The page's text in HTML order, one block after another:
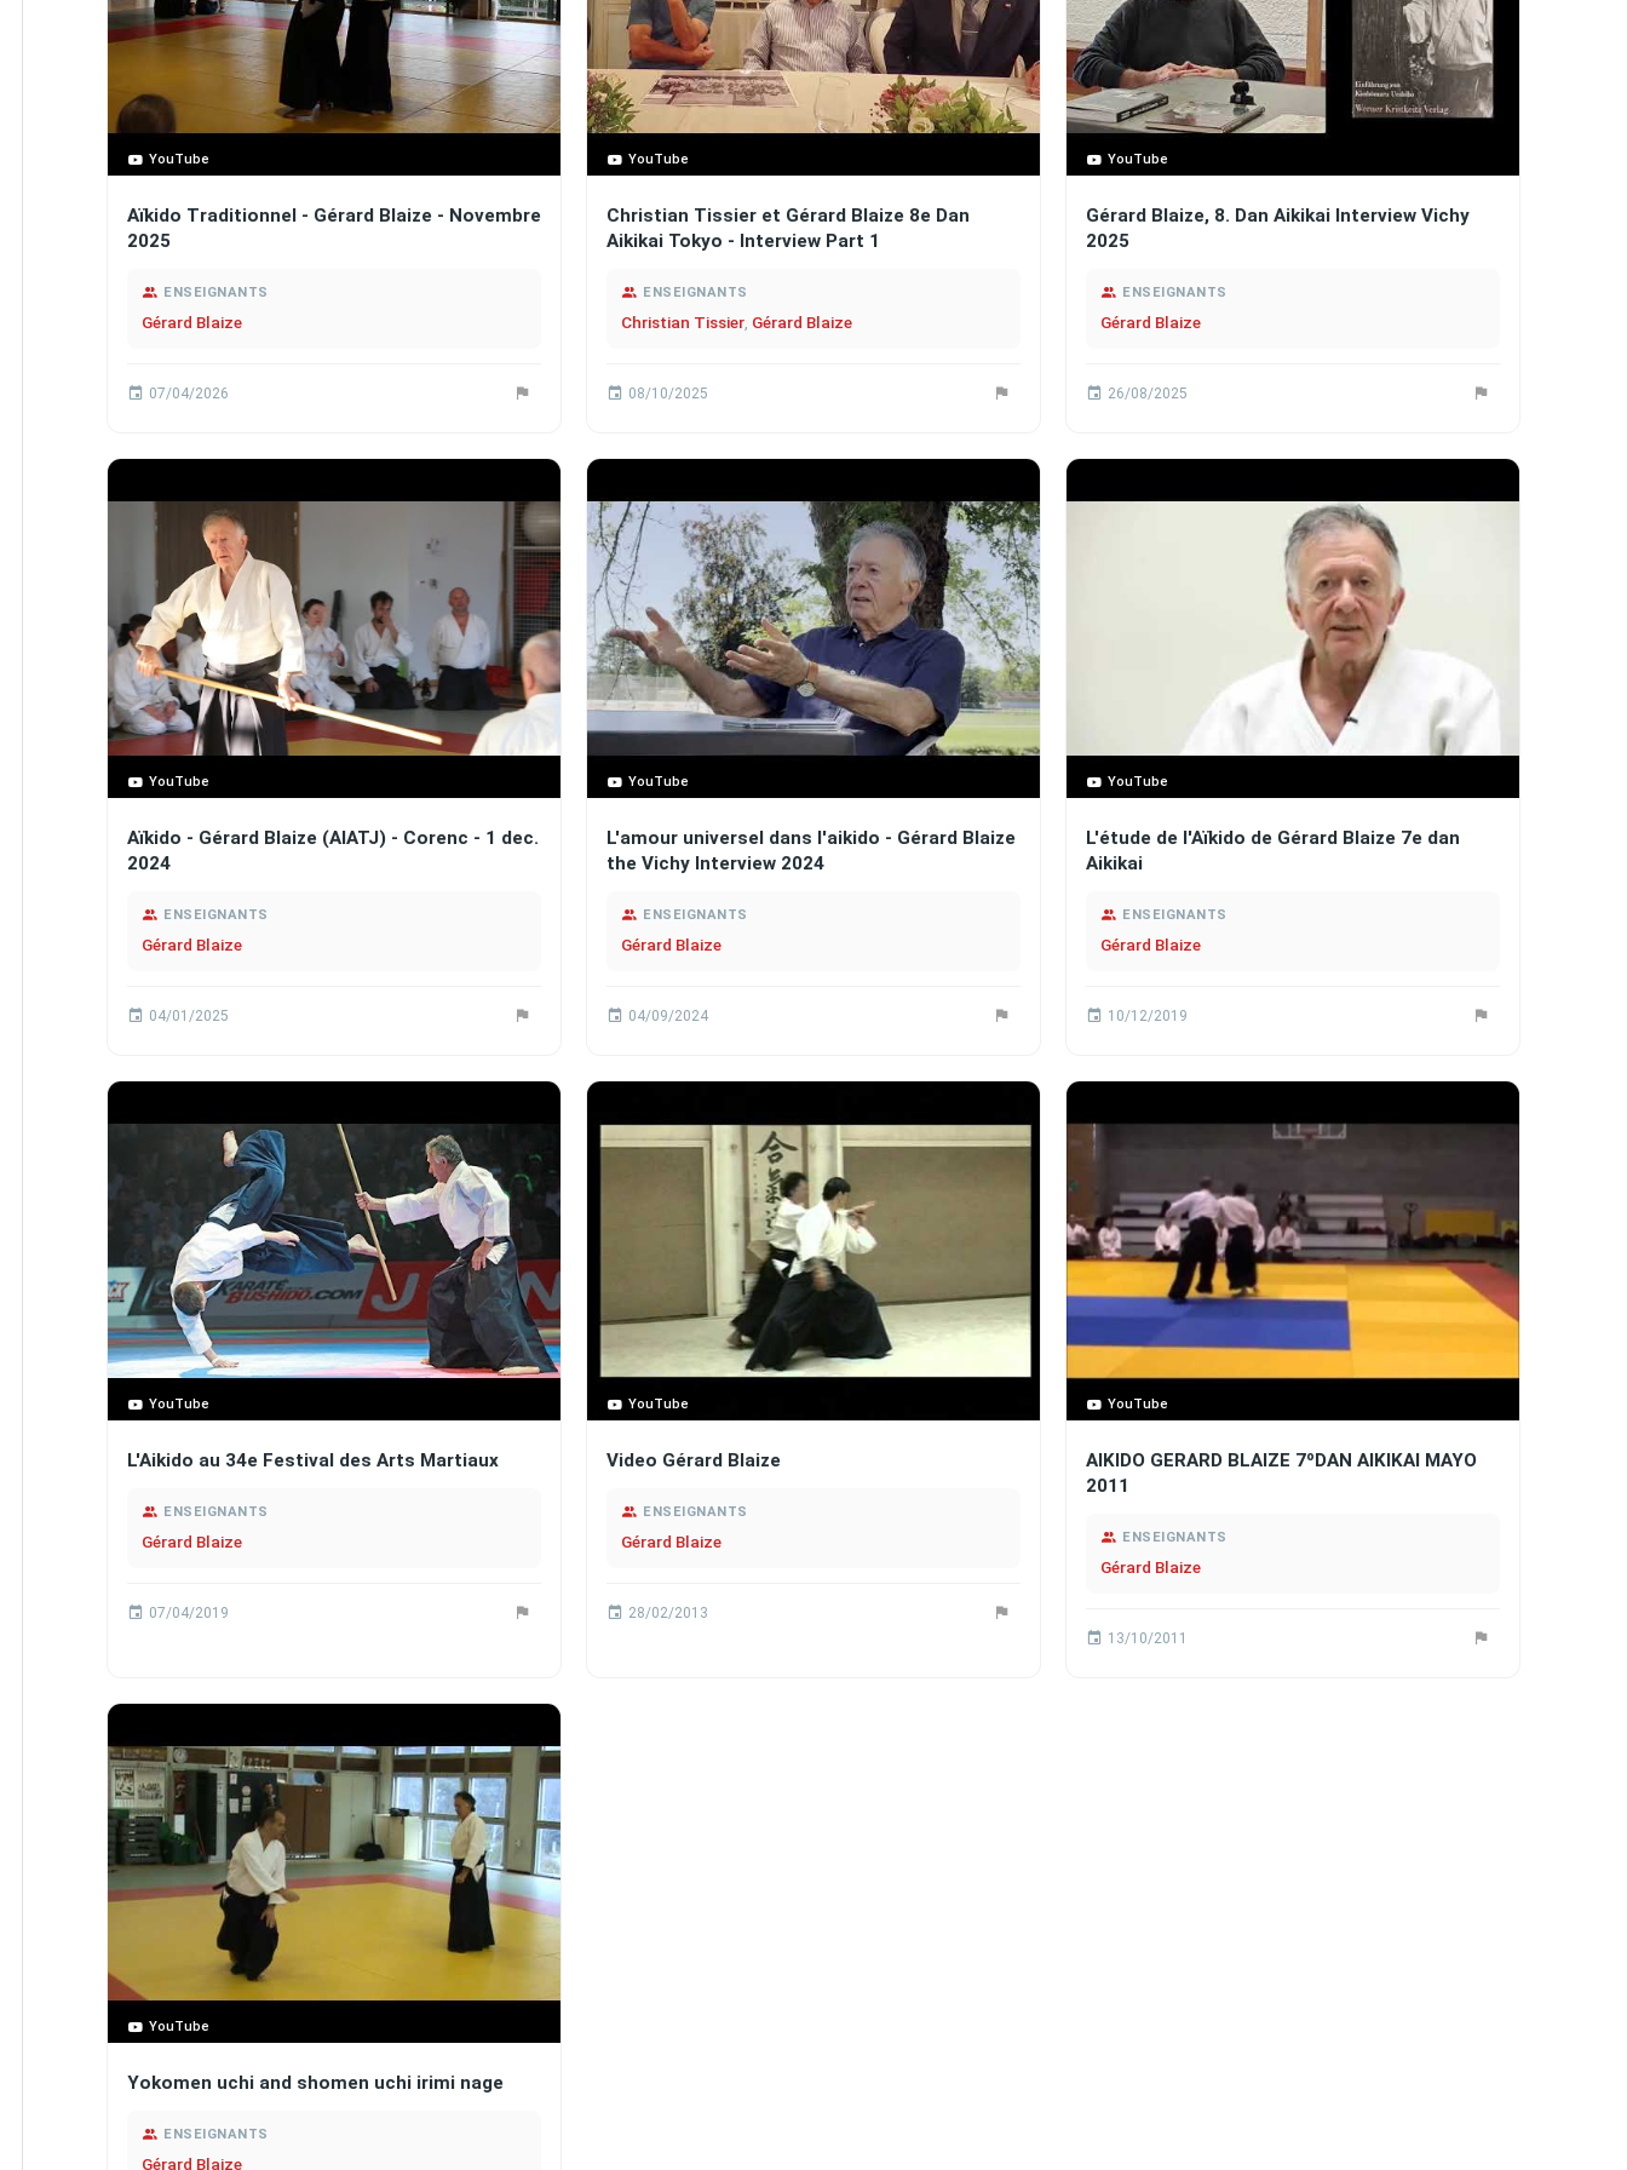
YouTube
Aïkido Traditionnel - Gérard Blaize - Novembre
2025
ENSEIGNANTS
Gérard Blaize
07/04/2026
YouTube
Christian Tissier et Gérard Blaize 8e Dan
Aikikai Tokyo - Interview Part 1
ENSEIGNANTS
Christian Tissier Gérard Blaize
08/10/2025
YouTube
Gérard Blaize, 8. Dan Aikikai Interview Vichy
2025
ENSEIGNANTS
Gérard Blaize
26/08/2025
YouTube
Aïkido - Gérard Blaize (AIATJ) - Corenc - 1 dec.
2024
ENSEIGNANTS
Gérard Blaize
04/01/2025
YouTube
L'amour universel dans l'aikido - Gérard Blaize
the Vichy Interview 2024
ENSEIGNANTS
Gérard Blaize
04/09/2024
YouTube
L'étude de l'Aïkido de Gérard Blaize 7e dan
Aikikai
ENSEIGNANTS
Gérard Blaize
10/12/2019
YouTube
L'Aikido au 34e Festival des Arts Martiaux
ENSEIGNANTS
Gérard Blaize
07/04/2019
YouTube
Video Gérard Blaize
ENSEIGNANTS
Gérard Blaize
28/02/2013
YouTube
AIKIDO GERARD BLAIZE 7ºDAN AIKIKAI MAYO
2011
ENSEIGNANTS
Gérard Blaize
13/10/2011
YouTube
Yokomen uchi and shomen uchi irimi nage
ENSEIGNANTS
Gérard Blaize